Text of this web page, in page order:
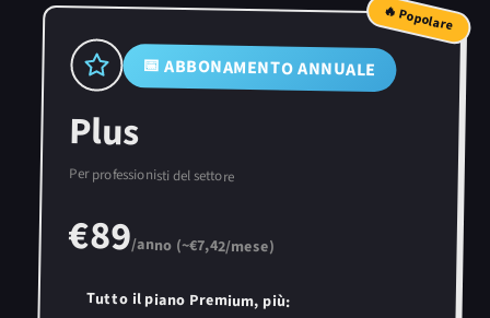
🔥 Popolare
📅 ABBONAMENTO ANNUALE
Plus
Per professionisti del settore
€89/anno (~€7,42/mese)
Tutto il piano Premium, più: